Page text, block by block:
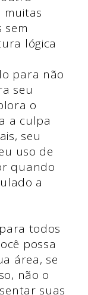
sem
lógica
para não
seu
o
a culpa
seu
uso de
quando
a
todos
possa
área, se
não o
suas